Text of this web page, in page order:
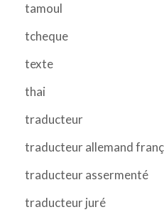
tamoul
tcheque
texte
thai
traducteur
traducteur allemand
traducteur assermenté
traducteur juré